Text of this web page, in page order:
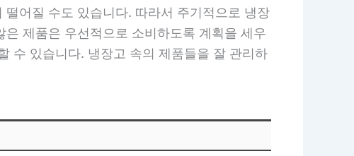
어질 수도 있습니다. 따라서 주기적으로 냉장
제품은 우선적으로 소비하도록 계획을 세우
수 있습니다. 냉장고 속의 제품들을 잘 관리하